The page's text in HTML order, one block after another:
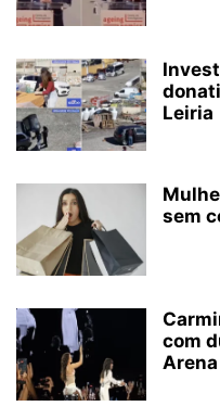
Leiria
sem
com
Arena